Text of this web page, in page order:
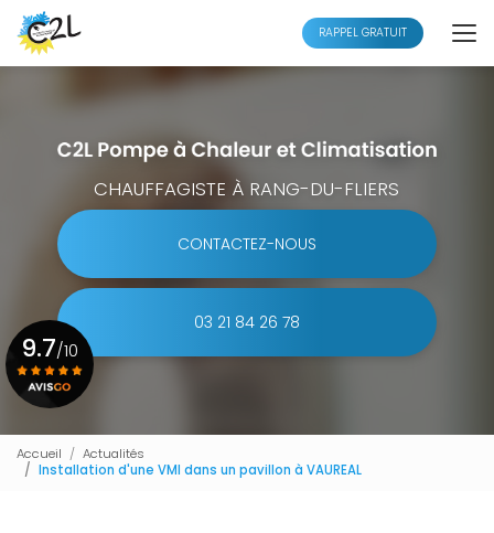
Aller
au
contenu
principal
RAPPEL GRATUIT
CHAUFFAGISTE À RANG-DU-FLIERS
CONTACTEZ-NOUS
03 21 84 26 78
9.7/10
Accueil
Actualités
Installation d'une VMI dans un pavillon à VAUREAL